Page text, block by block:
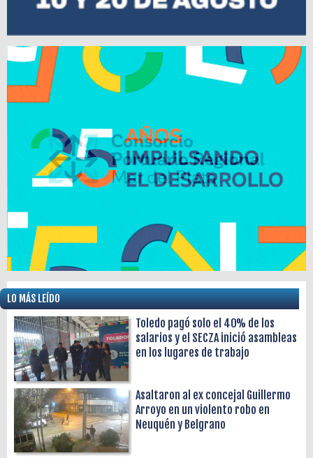
LO MÁS LEÍDO
Toledo pagó solo el 40% de los
salarios y el SECZA inició asambleas
en los lugares de trabajo
Asaltaron al ex concejal Guillermo
Arroyo en un violento robo en
Neuquén y Belgrano